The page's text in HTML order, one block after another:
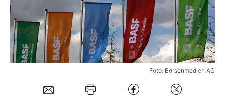
Experten
Mein B:O
Foto: Börsenmedien AG